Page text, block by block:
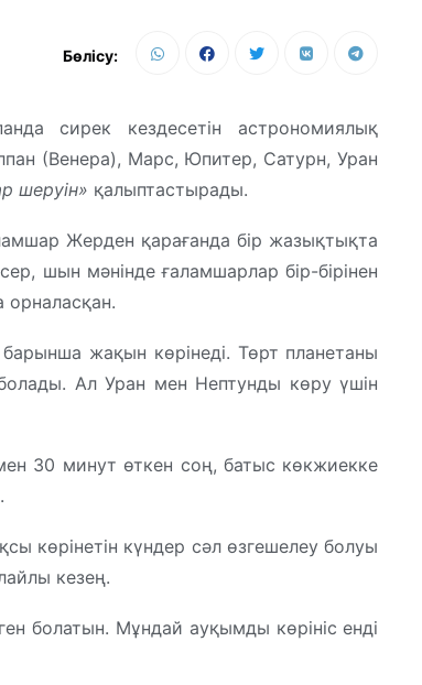
Бөлісу:
сирек кездесетін астрономиялық
(Венера), Марс, Юпитер, Сатурн, Уран
шеруін» қалыптастырады.
Жерден қарағанда бір жазықтықта
шын мәнінде ғаламшарлар бір-бірінен
жақын көрінеді. Төрт планетаны
Ал Уран мен Нептунды көру үшін
30 минут өткен соң, батыс көкжиекке
көрінетін күндер сәл өзгешелеу болуы
кезең.
болатын. Мұндай ауқымды көрініс енді